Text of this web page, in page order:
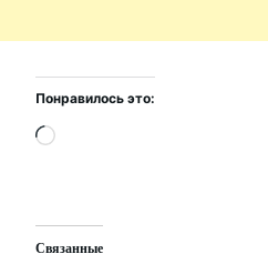
Понравилось это:
Загрузка…
Связанные